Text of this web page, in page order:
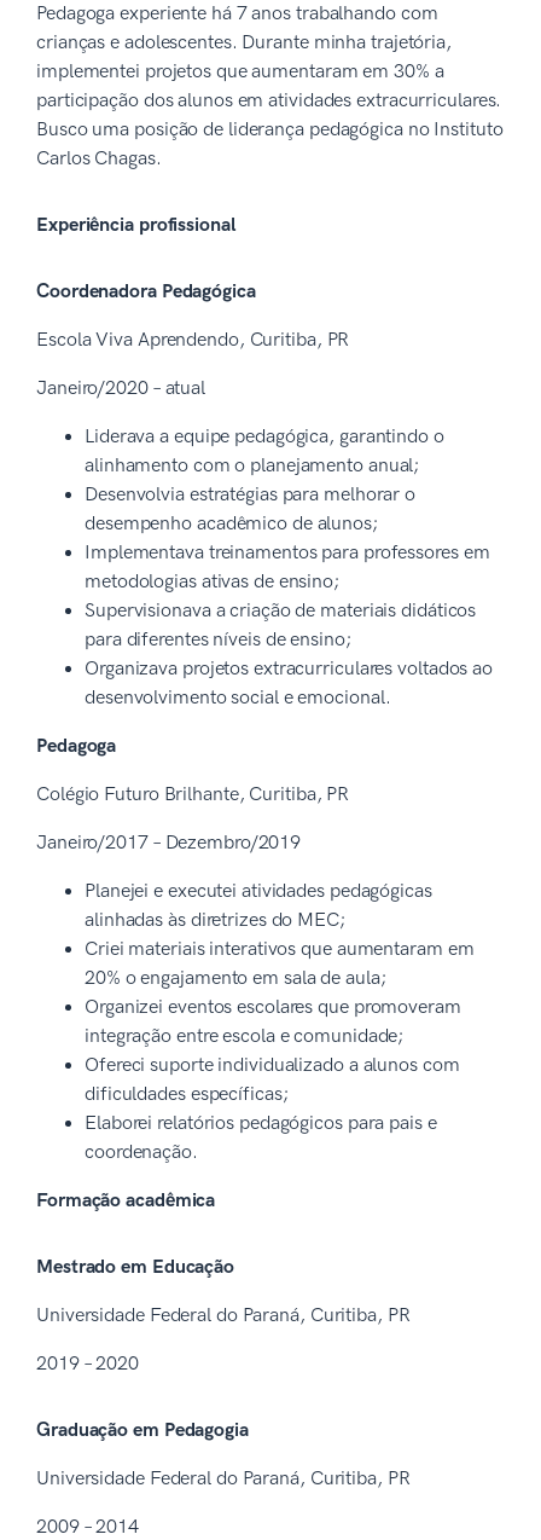
Pedagoga experiente há 7 anos trabalhando com
crianças e adolescentes. Durante minha trajetória,
implementei projetos que aumentaram em 30% a
participação dos alunos em atividades extracurriculares.
Busco uma posição de liderança pedagógica no Instituto
Carlos Chagas.
Experiência profissional
Coordenadora Pedagógica
Escola Viva Aprendendo, Curitiba, PR
Janeiro/2020 – atual
Liderava a equipe pedagógica, garantindo o
alinhamento com o planejamento anual;
Desenvolvia estratégias para melhorar o
desempenho acadêmico de alunos;
Implementava treinamentos para professores em
metodologias ativas de ensino;
Supervisionava a criação de materiais didáticos
para diferentes níveis de ensino;
Organizava projetos extracurriculares voltados ao
desenvolvimento social e emocional.
Pedagoga
Colégio Futuro Brilhante, Curitiba, PR
Janeiro/2017 – Dezembro/2019
Planejei e executei atividades pedagógicas
alinhadas às diretrizes do MEC;
Criei materiais interativos que aumentaram em
20% o engajamento em sala de aula;
Organizei eventos escolares que promoveram
integração entre escola e comunidade;
Ofereci suporte individualizado a alunos com
dificuldades específicas;
Elaborei relatórios pedagógicos para pais e
coordenação.
Formação acadêmica
Mestrado em Educação
Universidade Federal do Paraná, Curitiba, PR
2019 – 2020
Graduação em Pedagogia
Universidade Federal do Paraná, Curitiba, PR
2009 – 2014